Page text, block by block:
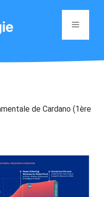
Menu
de Cardano (1ère